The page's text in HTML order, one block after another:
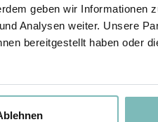
geben wir Informationen
Analysen weiter. Unsere
bereitgestellt haben oder